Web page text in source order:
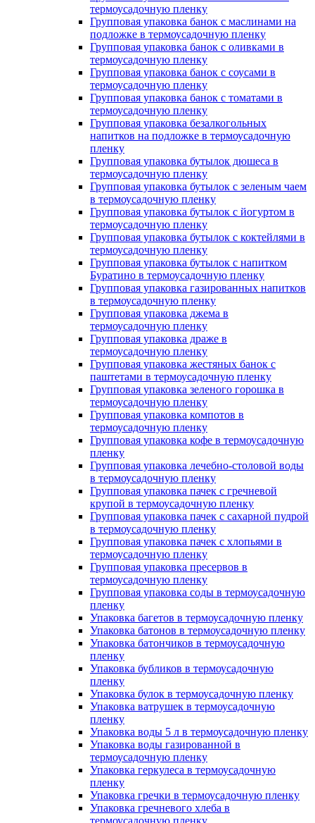
термоусадочную пленку
Групповая упаковка банок с маслинами на
подложке в термоусадочную пленку
Групповая упаковка банок с оливками в
термоусадочную пленку
Групповая упаковка банок с соусами в
термоусадочную пленку
Групповая упаковка банок с томатами в
термоусадочную пленку
Групповая упаковка безалкогольных
напитков на подложке в термоусадочную
пленку
Групповая упаковка бутылок дюшеса в
термоусадочную пленку
Групповая упаковка бутылок с зеленым чаем
в термоусадочную пленку
Групповая упаковка бутылок с йогуртом в
термоусадочную пленку
Групповая упаковка бутылок с коктейлями в
термоусадочную пленку
Групповая упаковка бутылок с напитком
Буратино в термоусадочную пленку
Групповая упаковка газированных напитков
в термоусадочную пленку
Групповая упаковка джема в
термоусадочную пленку
Групповая упаковка драже в
термоусадочную пленку
Групповая упаковка жестяных банок с
паштетами в термоусадочную пленку
Групповая упаковка зеленого горошка в
термоусадочную пленку
Групповая упаковка компотов в
термоусадочную пленку
Групповая упаковка кофе в термоусадочную
пленку
Групповая упаковка лечебно-столовой воды
в термоусадочную пленку
Групповая упаковка пачек с гречневой
крупой в термоусадочную пленку
Групповая упаковка пачек с сахарной пудрой
в термоусадочную пленку
Групповая упаковка пачек с хлопьями в
термоусадочную пленку
Групповая упаковка пресервов в
термоусадочную пленку
Групповая упаковка соды в термоусадочную
пленку
Упаковка багетов в термоусадочную пленку
Упаковка батонов в термоусадочную пленку
Упаковка батончиков в термоусадочную
пленку
Упаковка бубликов в термоусадочную
пленку
Упаковка булок в термоусадочную пленку
Упаковка ватрушек в термоусадочную
пленку
Упаковка воды 5 л в термоусадочную пленку
Упаковка воды газированной в
термоусадочную пленку
Упаковка геркулеса в термоусадочную
пленку
Упаковка гречки в термоусадочную пленку
Упаковка гречневого хлеба в
термоусадочную пленку